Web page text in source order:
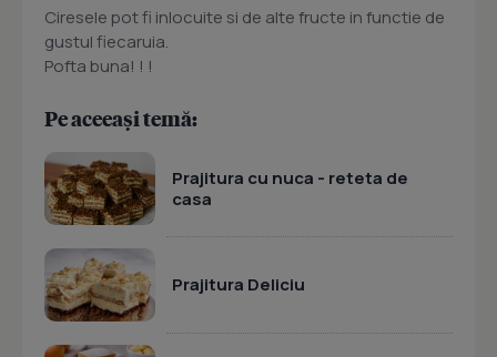
Ciresele pot fi inlocuite si de alte fructe in functie de
gustul fiecaruia.
Pofta buna! ! !
Pe aceeași temă:
Prajitura cu nuca - reteta de
casa
Prajitura Deliciu